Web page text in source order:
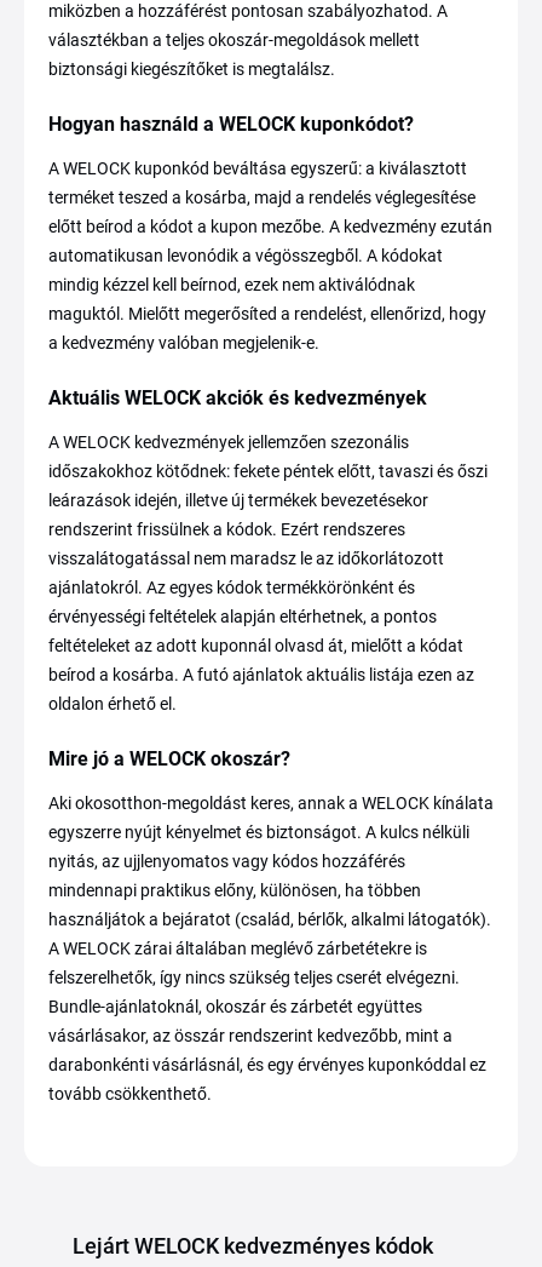
miközben a hozzáférést pontosan szabályozhatod. A
választékban a teljes okoszár-megoldások mellett
biztonsági kiegészítőket is megtalálsz.
Hogyan használd a WELOCK kuponkódot?
A WELOCK kuponkód beváltása egyszerű: a kiválasztott
terméket teszed a kosárba, majd a rendelés véglegesítése
előtt beírod a kódot a kupon mezőbe. A kedvezmény ezután
automatikusan levonódik a végösszegből. A kódokat
mindig kézzel kell beírnod, ezek nem aktiválódnak
maguktól. Mielőtt megerősíted a rendelést, ellenőrizd, hogy
a kedvezmény valóban megjelenik-e.
Aktuális WELOCK akciók és kedvezmények
A WELOCK kedvezmények jellemzően szezonális
időszakokhoz kötődnek: fekete péntek előtt, tavaszi és őszi
leárazások idején, illetve új termékek bevezetésekor
rendszerint frissülnek a kódok. Ezért rendszeres
visszalátogatással nem maradsz le az időkorlátozott
ajánlatokról. Az egyes kódok termékkörönként és
érvényességi feltételek alapján eltérhetnek, a pontos
feltételeket az adott kuponnál olvasd át, mielőtt a kódat
beírod a kosárba. A futó ajánlatok aktuális listája ezen az
oldalon érhető el.
Mire jó a WELOCK okoszár?
Aki okosotthon-megoldást keres, annak a WELOCK kínálata
egyszerre nyújt kényelmet és biztonságot. A kulcs nélküli
nyitás, az ujjlenyomatos vagy kódos hozzáférés
mindennapi praktikus előny, különösen, ha többen
használjátok a bejáratot (család, bérlők, alkalmi látogatók).
A WELOCK zárai általában meglévő zárbetétekre is
felszerelhetők, így nincs szükség teljes cserét elvégezni.
Bundle-ajánlatoknál, okoszár és zárbetét együttes
vásárlásakor, az összár rendszerint kedvezőbb, mint a
darabonkénti vásárlásnál, és egy érvényes kuponkóddal ez
tovább csökkenthető.
Lejárt WELOCK kedvezményes kódok